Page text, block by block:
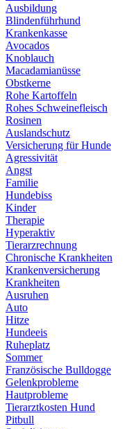
Ausbildung
Blindenführhund
Krankenkasse
Avocados
Knoblauch
Macadamianüsse
Obstkerne
Rohe Kartoffeln
Rohes Schweinefleisch
Rosinen
Auslandschutz
Versicherung für Hunde
Agressivität
Angst
Familie
Hundebiss
Kinder
Therapie
Hyperaktiv
Tierarzrechnung
Chronische Krankheiten
Krankenversicherung
Krankheiten
Ausruhen
Auto
Hitze
Hundeeis
Ruheplatz
Sommer
Französische Bulldogge
Gelenkprobleme
Hautprobleme
Tierarztkosten Hund
Pitbull